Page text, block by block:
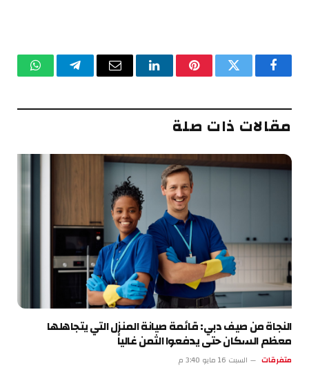
فيسبوكتويتر بينتيريستلينكدإنالبريد تيلقرام
مقالات ذات صلة
النجاة من صيف دبي: قائمة صيانة المنزل التي يتجاهلها
معظم السكان حتى يدفعوا الثمن غالياً
متفرقات السبت 16 مايو 3:40 م